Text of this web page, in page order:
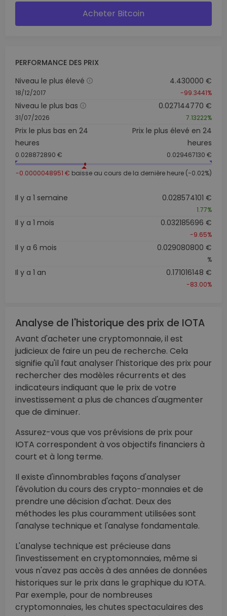
Acheter Bitcoin
PERFORMANCE DES PRIX
Niveau le plus élevé
18/12/2017
4.430000 €
-99.3441%
Niveau le plus bas
31/07/2026
0.027144770 €
7.13222%
Prix le plus bas en 24
heures
0.028872890 €
Prix le plus élevé en 24
heures
0.029467130 €
-0.0000048951 € baisse au cours de la dernière heure (-0.02%)
Il y a 1 semaine 0.028574101 €
1.77%
Il y a 1 mois 0.032185696 €
-9.65%
Il y a 6 mois 0.029080800 €
%
Il y a 1 an 0.171016148 €
-83.00%
Analyse de l'historique des prix de IOTA
Avant d'acheter une cryptomonnaie, il est
judicieux de faire un peu de recherche. Cela
signifie qu'il faut analyser l'historique des prix pour
rechercher des modèles récurrents et des
indicateurs indiquant que le prix de votre
investissement a plus de chances d'augmenter
que de diminuer.
Assurez-vous que vos prévisions de prix pour
IOTA correspondent à vos objectifs financiers à
court et à long terme.
Il existe d'innombrables façons d'analyser
l'évolution du cours des crypto-monnaies et de
prendre une décision d'achat. Deux des
méthodes les plus couramment utilisées sont
l'analyse technique et l'analyse fondamentale.
L'analyse technique est précieuse dans
l'investissement en cryptomonnaies, même si
vous n'avez pas accès à des années de données
historiques sur le prix dans le graphique du IOTA.
Par exemple, pour de nombreuses
cryptomonnaies, les chutes spectaculaires des